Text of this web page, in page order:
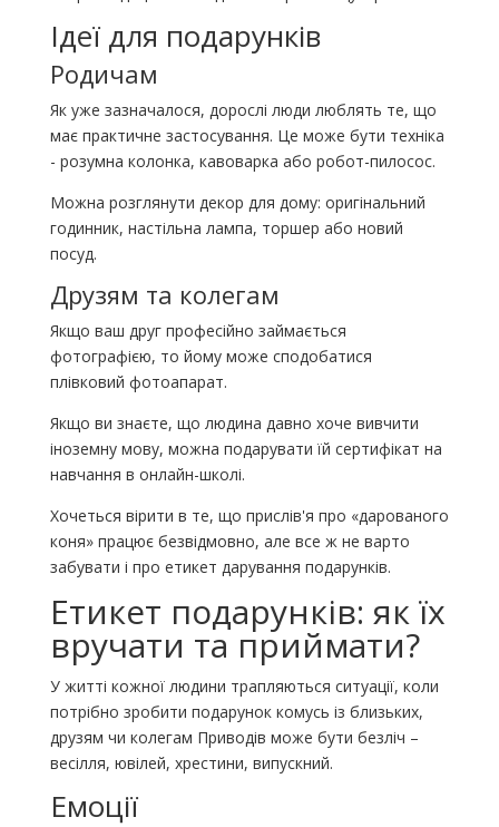
Ідеї ​​для подарунків
Родичам
Як уже зазначалося, дорослі люди люблять те, що
має практичне застосування. Це може бути техніка
- розумна колонка, кавоварка або робот-пилосос.
Можна розглянути декор для дому: оригінальний
годинник, настільна лампа, торшер або новий
посуд.
Друзям та колегам
Якщо ваш друг професійно займається
фотографією, то йому може сподобатися
плівковий фотоапарат.
Якщо ви знаєте, що людина давно хоче вивчити
іноземну мову, можна подарувати їй сертифікат на
навчання в онлайн-школі.
Хочеться вірити в те, що прислів'я про «дарованого
коня» працює безвідмовно, але все ж не варто
забувати і про етикет дарування подарунків.
Етикет подарунків: як їх
вручати та приймати?
У житті кожної людини трапляються ситуації, коли
потрібно зробити подарунок комусь із близьких,
друзям чи колегам Приводів може бути безліч –
весілля, ювілей, хрестини, випускний.
Емоції